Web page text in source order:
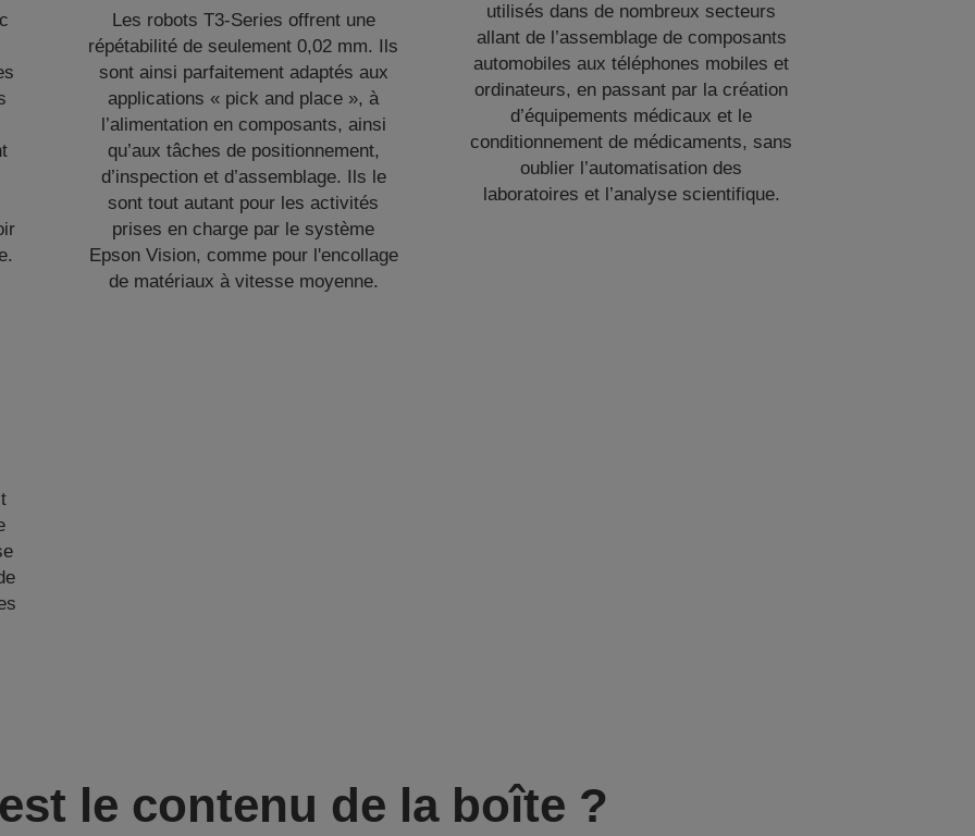
Les robots T3-Series offrent une
répétabilité de seulement 0,02 mm. Ils
sont ainsi parfaitement adaptés aux
applications « pick and place », à
l’alimentation en composants, ainsi
qu’aux tâches de positionnement,
d’inspection et d’assemblage. Ils le
sont tout autant pour les activités
prises en charge par le système
Epson Vision, comme pour l'encollage
de matériaux à vitesse moyenne.
utilisés dans de nombreux secteurs
allant de l’assemblage de composants
automobiles aux téléphones mobiles et
ordinateurs, en passant par la création
d’équipements médicaux et le
conditionnement de médicaments, sans
oublier l’automatisation des
laboratoires et l’analyse scientifique.
le contenu de la boîte ?